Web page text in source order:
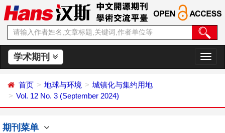
学术期刊
切
换
首页 地球与环境
城镇化与集约用地
Vol. 12 No. 3 (September 2024)
期刊菜单